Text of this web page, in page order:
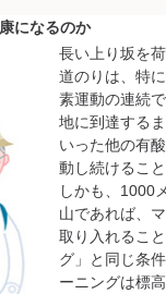
になるのか
長い上り坂を
道のりは、特
素運動の連続
地に到達する
いった他の有
動し続けること
しかも、1000
山であれば、
取り入れるこ
グ」と同じ条
ーニングは標